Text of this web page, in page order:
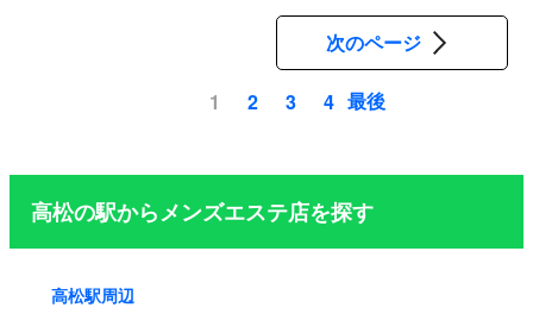
ジ
1 2 3 4
次のページ
最後
高松の駅からメンズエステ店を探す
高松駅周辺